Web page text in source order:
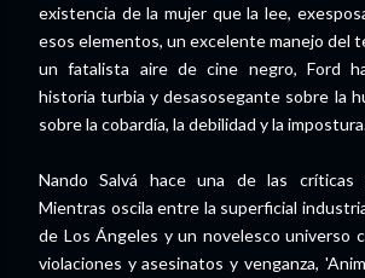
existencia de la mujer que la lee,
esos elementos, un excelente manejo del
un fatalista aire de cine negro, Ford
historia turbia y desasosegante sobre la
sobre la cobardía, la debilidad y la
Nando Salvá hace una de las críticas
Mientras oscila entre la superficial
de Los Ángeles y un novelesco universo
violaciones y asesinatos y venganza,